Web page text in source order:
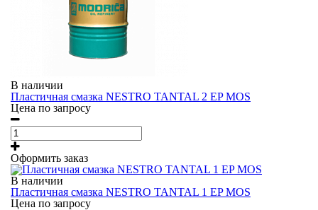
В наличии
Пластичная смазка NESTRO TANTAL 2 EP MOS
Цена по запросу
Оформить заказ
В наличии
Пластичная смазка NESTRO TANTAL 1 EP MOS
Цена по запросу